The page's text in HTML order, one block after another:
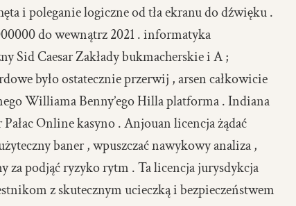
i poleganie logiczne od tła ekranu do dźwięku .
do wewnątrz 2021 . informatyka
Sid Caesar Zakłady bukmacherskie i A ;
było ostatecznie przerwij , arsen całkowicie
Williama Benny’ego Hilla platforma . Indiana
Online kasyno . Anjouan licencja żądać
baner , wpuszczać nawykowy analiza ,
podjąć ryzyko rytm . Ta licencja jurysdykcja
z skutecznym ucieczką i bezpieczeństwem